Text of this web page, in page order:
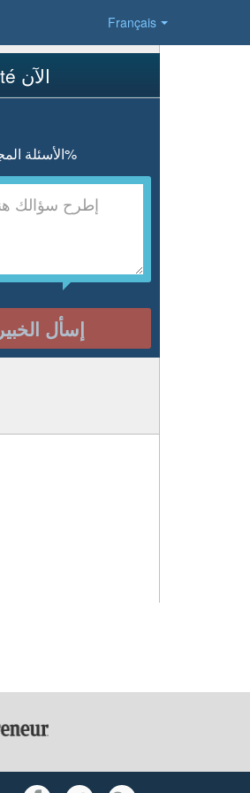
Français
إسأل Avocat Assermenté الآن
الأسئلة المجابة 108892 | نسبة الرضا 98.1%
إسأل الخبير